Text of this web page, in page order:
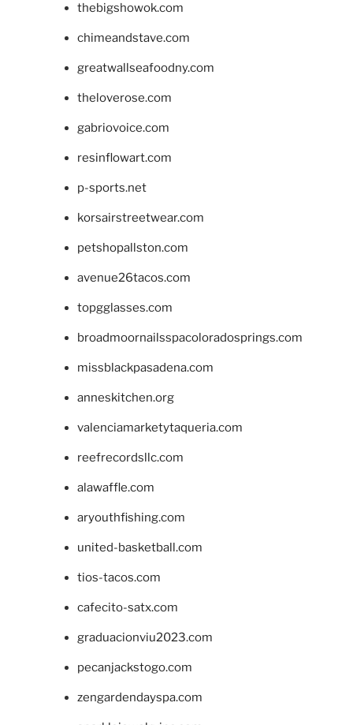
thebigshowok.com
chimeandstave.com
greatwallseafoodny.com
theloverose.com
gabriovoice.com
resinflowart.com
p-sports.net
korsairstreetwear.com
petshopallston.com
avenue26tacos.com
topgglasses.com
broadmoornailsspacoloradosprings.com
missblackpasadena.com
anneskitchen.org
valenciamarketytaqueria.com
reefrecordsllc.com
alawaffle.com
aryouthfishing.com
united-basketball.com
tios-tacos.com
cafecito-satx.com
graduacionviu2023.com
pecanjackstogo.com
zengardendayspa.com